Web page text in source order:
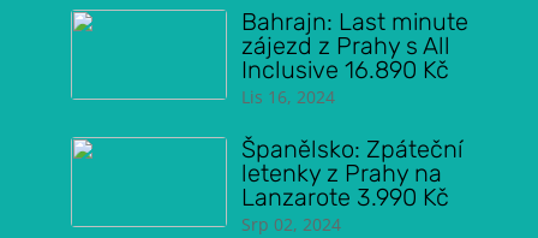
Bahrajn: Last minute
zájezd z Prahy s All
Inclusive 16.890 Kč
Lis 16, 2024
Španělsko: Zpáteční
letenky z Prahy na
Lanzarote 3.990 Kč
Srp 02, 2024